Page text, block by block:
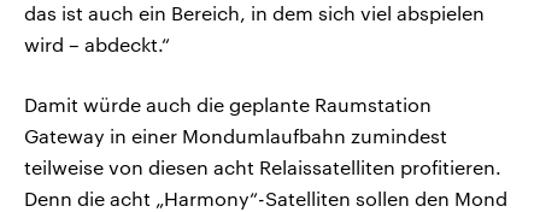
das ist auch ein Bereich, in dem sich viel abspielen
wird – abdeckt.“
Damit würde auch die geplante Raumstation
Gateway in einer Mondumlaufbahn zumindest
teilweise von diesen acht Relaissatelliten profitieren.
Denn die acht „Harmony“-Satelliten sollen den Mond